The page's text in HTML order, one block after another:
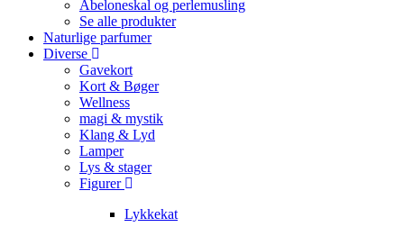
Abeloneskal og perlemusling
Se alle produkter
Naturlige parfumer
Diverse
Gavekort
Kort & Bøger
Wellness
magi & mystik
Klang & Lyd
Lamper
Lys & stager
Figurer
Lykkekat